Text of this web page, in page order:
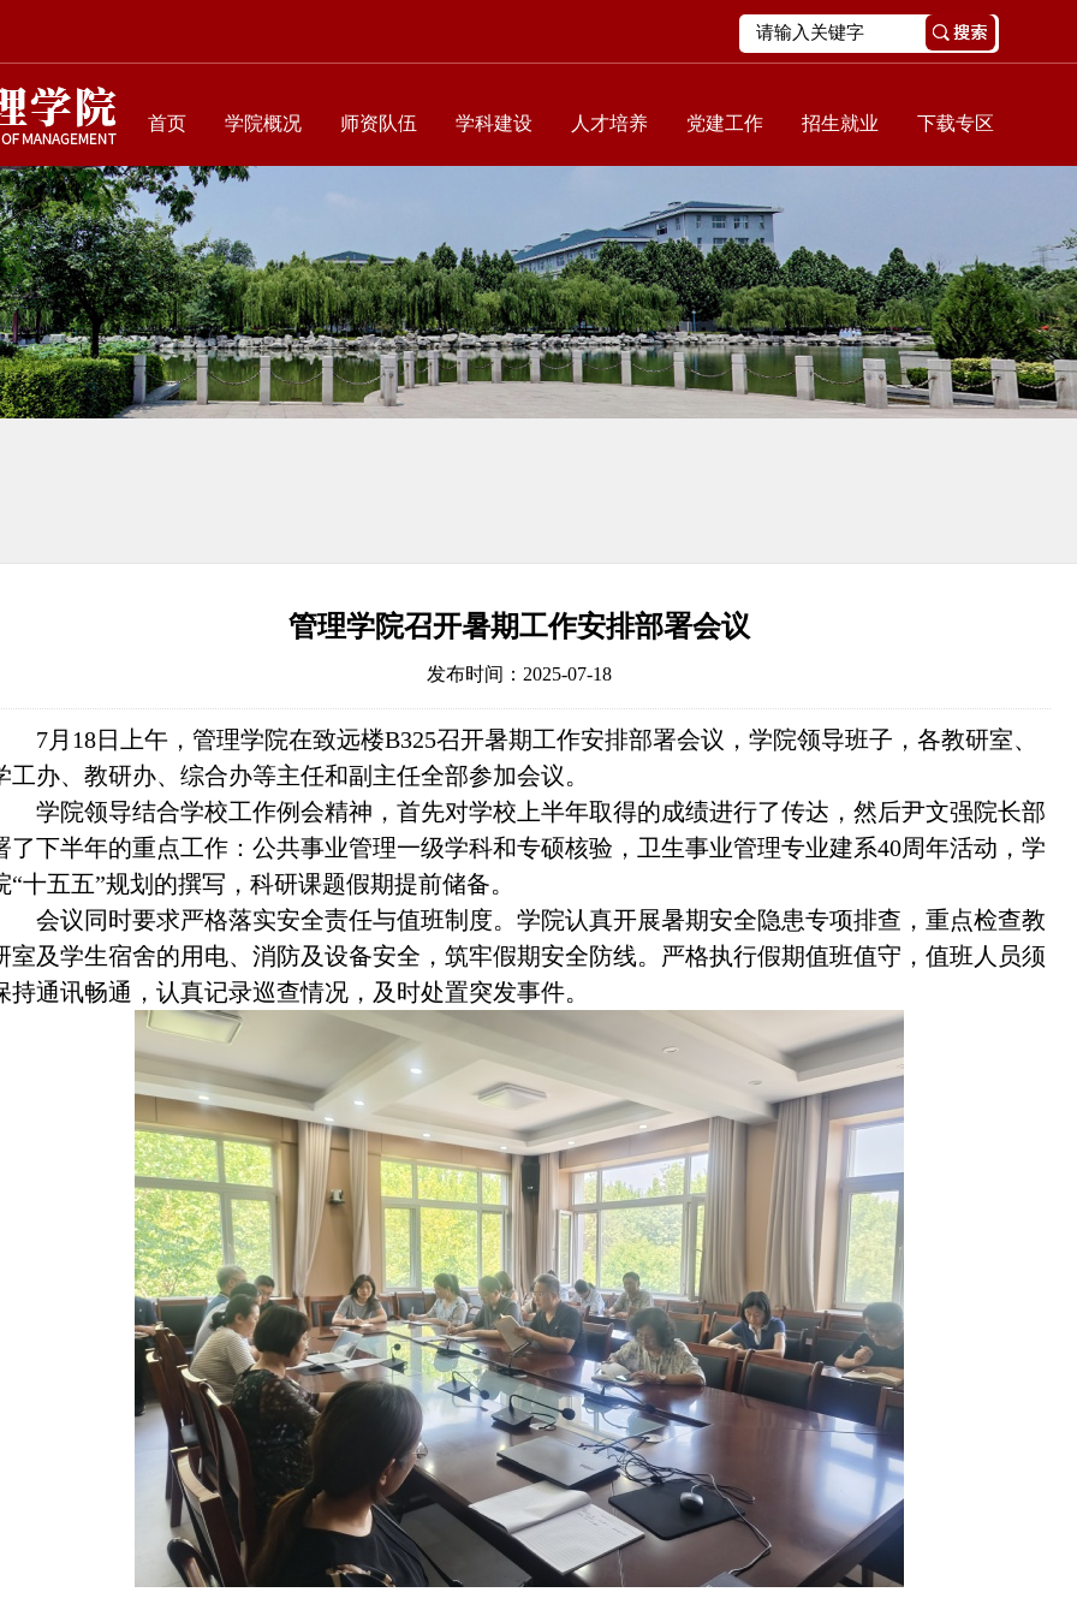
首页 学院概况 师资队伍 学科建设 人才培养 党建工作 招生就业 下载专区
管理学院召开暑期工作安排部署会议
发布时间：2025-07-18
7月 18日上午，管理学院在致远楼B325召开暑期工作安排部署会议，学院领导班子，各教研室、
工办、教研办、综合办等主任和副主任全部参加会议。
学院领导结合学校工作例会精神，首先对学校上半年取得的成绩进行了传达，然后尹文强院长部
了下半年的重点工作：公共事业管理一级学科和专硕核验，卫生事业管理专业建系40周年活动，学
“十五五”规划的撰写，科研课题假期提前储备。
会议同时要求严格落实安全责任与值班制度。学院认真开展暑期安全隐患专项排查，重点检查教
室及学生宿舍的用电、消防及设备安全，筑牢假期安全防线。严格执行假期值班值守，值班人员须
持通讯畅通，认真记录巡查情况，及时处置突发事件。